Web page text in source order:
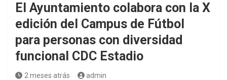
El Ayuntamiento colabora con la X
edición del Campus de Fútbol
para personas con diversidad
funcional CDC Estadio
2 meses atrás admin